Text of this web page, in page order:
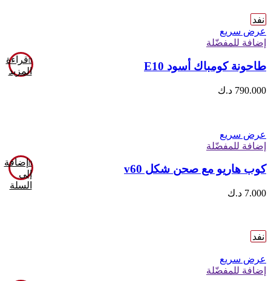
نفد
عرض سريع
إضافة للمفضّلة
قراءة
المزيد
طاحونة كومباك أسود E10
790.000 د.ك
عرض سريع
إضافة للمفضّلة
إضافة
إلى
السلة
كوب هاريو مع صحن شكل v60
7.000 د.ك
نفد
عرض سريع
إضافة للمفضّلة